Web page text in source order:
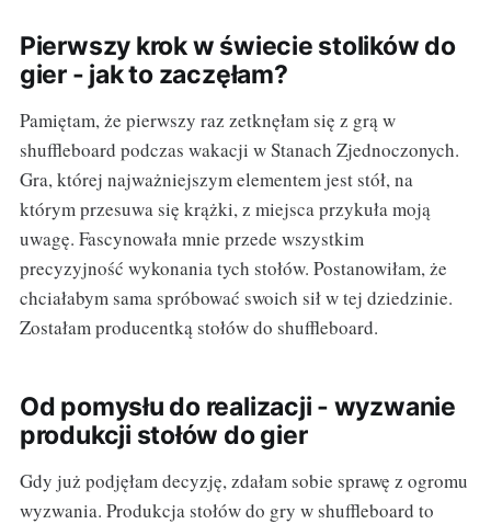
Pierwszy krok w świecie stolików do
gier - jak to zaczęłam?
Pamiętam, że pierwszy raz zetknęłam się z grą w
shuffleboard podczas wakacji w Stanach Zjednoczonych.
Gra, której najważniejszym elementem jest stół, na
którym przesuwa się krążki, z miejsca przykuła moją
uwagę. Fascynowała mnie przede wszystkim
precyzyjność wykonania tych stołów. Postanowiłam, że
chciałabym sama spróbować swoich sił w tej dziedzinie.
Zostałam producentką stołów do shuffleboard.
Od pomysłu do realizacji - wyzwanie
produkcji stołów do gier
Gdy już podjęłam decyzję, zdałam sobie sprawę z ogromu
wyzwania. Produkcja stołów do gry w shuffleboard to